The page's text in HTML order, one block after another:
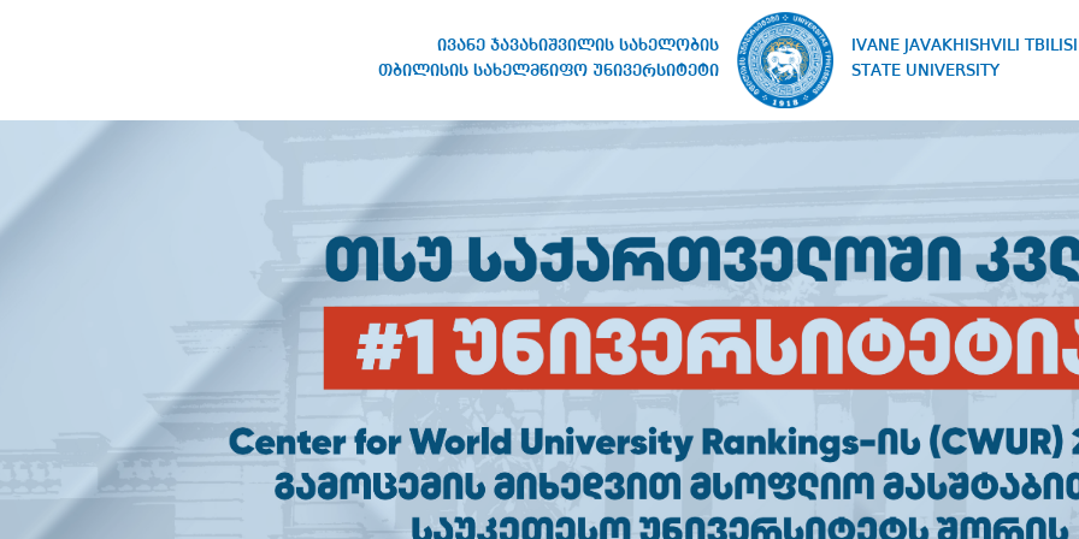
ივანე ჯავახიშვილის სახელობის
თბილისის სახელმწიფო უნივერსიტეტი
IVANE JAVAKHISHVILI TBILISI
STATE UNIVERSITY
სახელობის თბილისის
ᲚᲘᲓᲔᲠᲘ